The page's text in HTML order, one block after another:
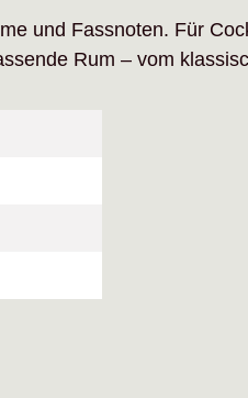
und Fassnoten. Für
Rum – vom